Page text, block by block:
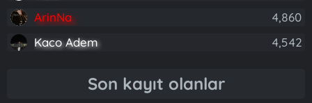
ArinNa
4,860
Kaco Adem
4,542
Son kayıt olanlar